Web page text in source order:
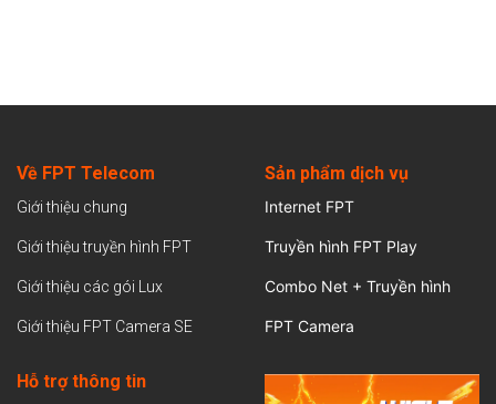
Về FPT Telecom
Giới thiệu chung
Giới thiệu truyền hình FPT
Giới thiệu các gói Lux
Giới thiệu FPT Camera SE
Sản phẩm dịch vụ
Internet FPT
Truyền hình FPT Play
Combo Net + Truyền hình
FPT Camera
Hỗ trợ thông tin